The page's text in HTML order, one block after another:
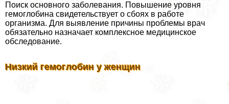
Поиск основного заболевания. Повышение уровня
гемоглобина свидетельствует о сбоях в работе
организма. Для выявление причины проблемы врач
обязательно назначает комплексное медицинское
обследование.
Низкий гемоглобин у женщин